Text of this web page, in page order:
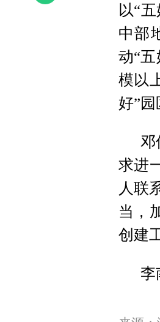
以“
中部
动“
模以
好”
邓
求进
人联
当，
创建
李